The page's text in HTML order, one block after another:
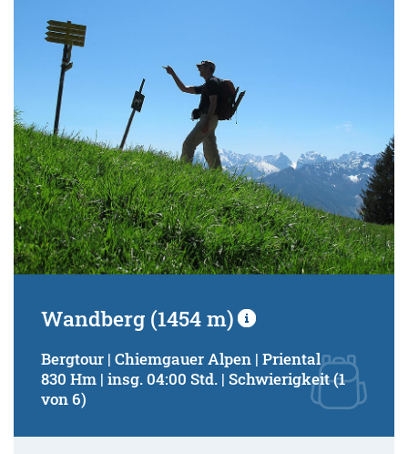
Wandberg (1454 m)
Bergtour | Chiemgauer Alpen | Priental
830 Hm | insg. 04:00 Std. | Schwierigkeit (1
von 6)